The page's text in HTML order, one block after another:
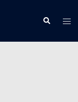
Поиск